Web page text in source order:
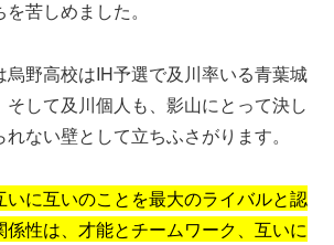
苦しめました。
烏野高校はIH予選で及川率いる青葉城
して及川個人も、影山にとって決し
ない壁として立ちふさがります。
いに互いのことを最大のライバルと認
性は、才能とチームワーク、互いに